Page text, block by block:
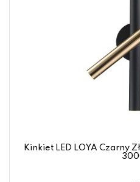
Kinkiet LED LOYA Czarny